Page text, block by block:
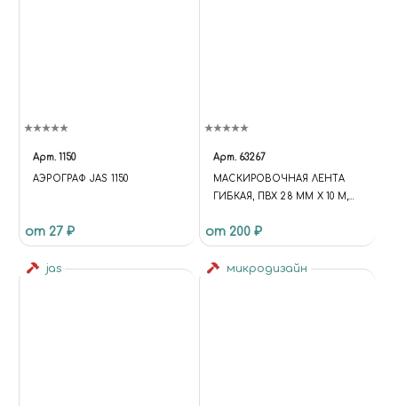
Арт. 1150
АЭРОГРАФ JAS 1150
от 27 ₽
Арт. 63267
МАСКИРОВОЧНАЯ ЛЕНТА
ГИБКАЯ, ПВХ 28 ММ Х 10 М,
от 200 ₽
jas микродизайн